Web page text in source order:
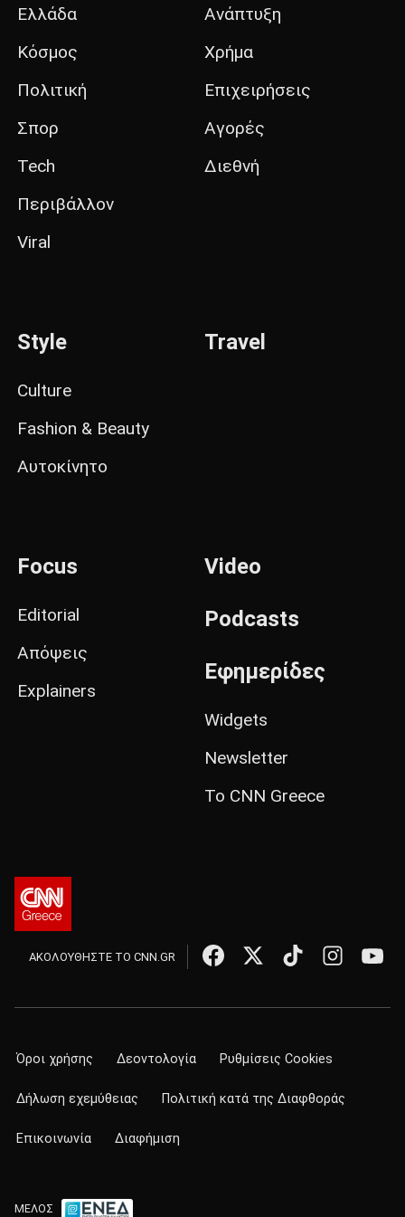
Ελλάδα
Κόσμος
Πολιτική
Σπορ
Tech
Περιβάλλον
Viral
Ανάπτυξη
Χρήμα
Επιχειρήσεις
Αγορές
Διεθνή
Style
Culture
Fashion & Beauty
Αυτοκίνητο
Travel
Focus
Editorial
Απόψεις
Explainers
Video
Podcasts
Εφημερίδες
Widgets
Newsletter
Το CNN Greece
ΑΚΟΛΟΥΘΗΣΤΕ ΤΟ CNN.GR
Όροι χρήσης Δεοντολογία Ρυθμίσεις Cookies
Δήλωση εχεμύθειας Πολιτική κατά της Διαφθοράς
Επικοινωνία Διαφήμιση
ΜΕΛΟΣ